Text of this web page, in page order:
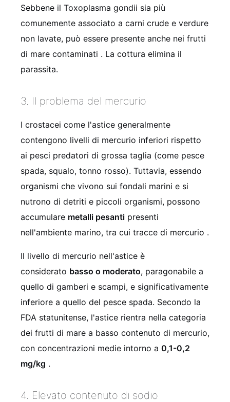
Sebbene il Toxoplasma gondii sia più
comunemente associato a carni crude e verdure
non lavate, può essere presente anche nei frutti
di mare contaminati . La cottura elimina il
parassita.
3. Il problema del mercurio
I crostacei come l'astice generalmente
contengono livelli di mercurio inferiori rispetto
ai pesci predatori di grossa taglia (come pesce
spada, squalo, tonno rosso). Tuttavia, essendo
organismi che vivono sui fondali marini e si
nutrono di detriti e piccoli organismi, possono
accumulare metalli pesanti presenti
nell'ambiente marino, tra cui tracce di mercurio .
Il livello di mercurio nell'astice è
considerato basso o moderato, paragonabile a
quello di gamberi e scampi, e significativamente
inferiore a quello del pesce spada. Secondo la
FDA statunitense, l'astice rientra nella categoria
dei frutti di mare a basso contenuto di mercurio,
con concentrazioni medie intorno a 0,1-0,2
mg/kg .
4. Elevato contenuto di sodio